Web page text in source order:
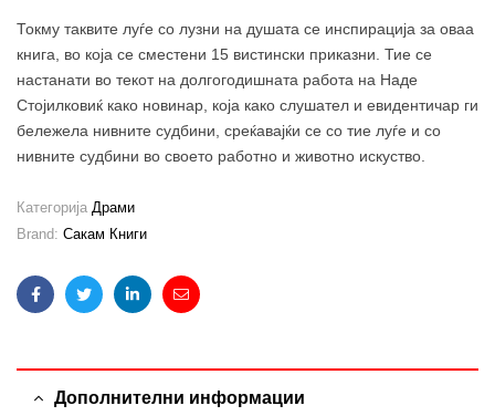
Токму таквите луѓе со лузни на душата се инспирација за оваа
книга, во која се сместени 15 вистински приказни. Тие се
настанати во текот на долгогодишната работа на Наде
Стојилковиќ како новинар, која како слушател и евидентичар ги
бележела нивните судбини, среќавајќи се со тие луѓе и со
нивните судбини во своето работно и животно искуство.
Категорија Драми
Brand: Сакам Книги
FacebookTwitterLinkedinEmail
Дополнителни информации